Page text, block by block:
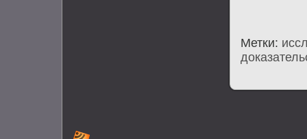
Метки: